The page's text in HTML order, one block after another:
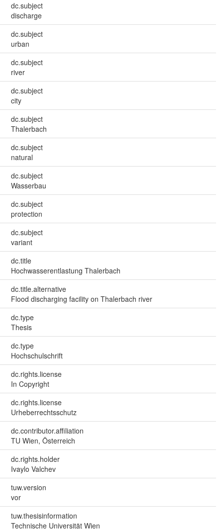
dc.subject
discharge
dc.subject
urban
dc.subject
river
dc.subject
city
dc.subject
Thalerbach
dc.subject
natural
dc.subject
Wasserbau
dc.subject
protection
dc.subject
variant
dc.title
Hochwasserentlastung Thalerbach
dc.title.alternative
Flood discharging facility on Thalerbach river
dc.type
Thesis
dc.type
Hochschulschrift
dc.rights.license
In Copyright
dc.rights.license
Urheberrechtsschutz
dc.contributor.affiliation
TU Wien, Österreich
dc.rights.holder
Ivaylo Valchev
tuw.version
vor
tuw.thesisinformation
Technische Universität Wien